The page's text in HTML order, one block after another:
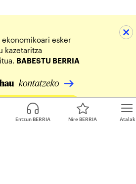
Atalak
Entzun BERRIA Nire BERRIA
ekonomikoari esker
kazetaritza
BABESTU BERRIA
zure ekarpena